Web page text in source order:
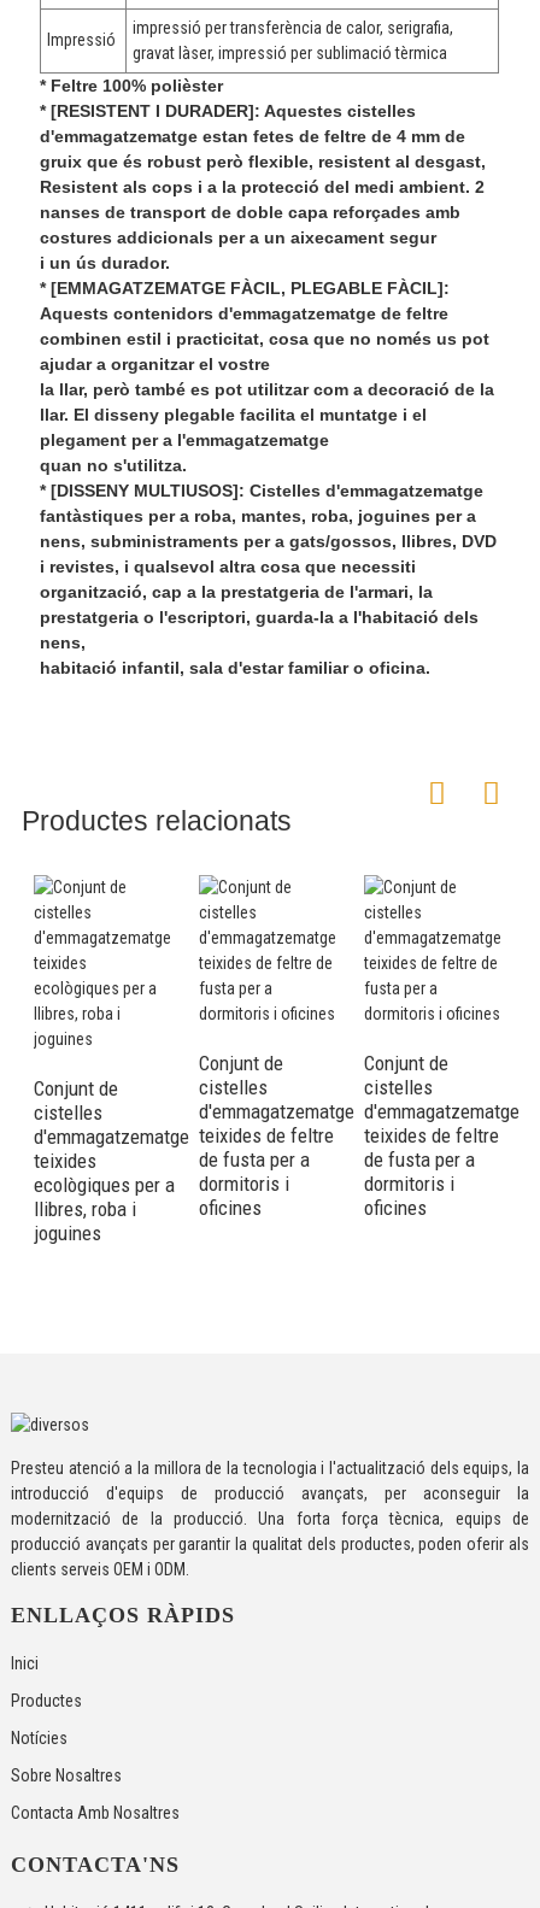
Impressió
impressió per transferència de calor, serigrafia,
gravat làser, impressió per sublimació tèrmica
* Feltre 100% polièster
* [RESISTENT I DURADER]: Aquestes cistelles
d'emmagatzematge estan fetes de feltre de 4 mm de
gruix que és robust però flexible, resistent al desgast,
Resistent als cops i a la protecció del medi ambient. 2
nanses de transport de doble capa reforçades amb
costures addicionals per a un aixecament segur
i un ús durador.
* [EMMAGATZEMATGE FÀCIL, PLEGABLE FÀCIL]:
Aquests contenidors d'emmagatzematge de feltre
combinen estil i practicitat, cosa que no només us pot
ajudar a organitzar el vostre
la llar, però també es pot utilitzar com a decoració de la
llar. El disseny plegable facilita el muntatge i el
plegament per a l'emmagatzematge
quan no s'utilitza.
* [DISSENY MULTIUSOS]: Cistelles d'emmagatzematge
fantàstiques per a roba, mantes, roba, joguines per a
nens, subministraments per a gats/gossos, llibres, DVD
i revistes, i qualsevol altra cosa que necessiti
organització, cap a la prestatgeria de l'armari, la
prestatgeria o l'escriptori, guarda-la a l'habitació dels
nens,
habitació infantil, sala d'estar familiar o oficina.
Productes relacionats
Conjunt de
cistelles
d'emmagatzematge
teixides
ecològiques per a
llibres, roba i
joguines
Conjunt de
cistelles
d'emmagatzematge
teixides de feltre
de fusta per a
dormitoris i
oficines
Conjunt de
cistelles
d'emmagatzematge
teixides de feltre
de fusta per a
dormitoris i
oficines
Presteu atenció a la millora de la tecnologia i l'actualització dels equips, la
introducció d'equips de producció avançats, per aconseguir la
modernització de la producció. Una forta força tècnica, equips de
producció avançats per garantir la qualitat dels productes, poden oferir als
clients serveis OEM i ODM.
ENLLAÇOS RÀPIDS
Inici
Productes
Notícies
Sobre Nosaltres
Contacta Amb Nosaltres
CONTACTA'NS